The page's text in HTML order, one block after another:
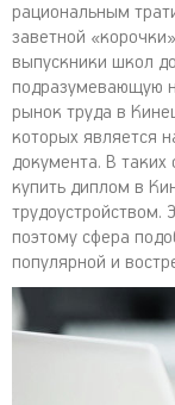
рациональным
заветной
выпускники школ
подразумевающую
рынок труда в
которых является
документа. В таких
купить диплом в
трудоустройством.
поэтому сфера
популярной и